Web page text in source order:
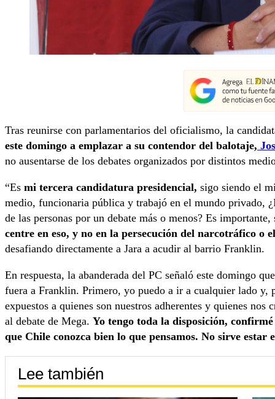
Tras reunirse con parlamentarios del oficialismo, la
este domingo a emplazar a su contendor del balotaje,
no ausentarse de los debates organizados por distintos
“Es mi tercera candidatura presidencial, sigo siendo el
medio, funcionaria pública y trabajó en el mundo privado,
de las personas por un debate más o menos? Es importante,
centre en eso, y no en la persecución del narcotráfico o
desafiando directamente a Jara a acudir al barrio Franklin.
En respuesta, la abanderada del PC señaló este domingo
fuera a Franklin. Primero, yo puedo a ir a cualquier lado y,
expuestos a quienes son nuestros adherentes y quienes
al debate de Mega. Yo tengo toda la disposición,
que Chile conozca bien lo que pensamos. No sirve estar
Lee también